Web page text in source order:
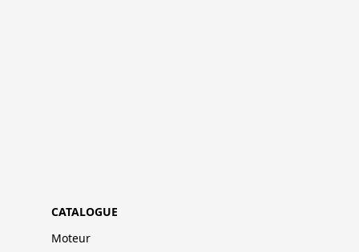
CATALOGUE
Moteur